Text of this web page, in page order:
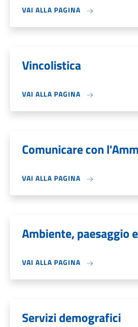
VAI ALLA PAGINA
Vincolistica
VAI ALLA PAGINA
Comunicare con
VAI ALLA PAGINA
Ambiente, paesaggio
VAI ALLA PAGINA
Servizi demografici